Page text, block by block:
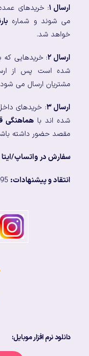
ارسال ۱ : خریدهای
می شوند و شماره
خواهد شد.
ارسال ۲ : خریدهایی که
شده است پس از
مشتریان ارسال می
ارسال ۳
: خریدهای
شده اند باهماهنگی
مقصد حضور داشته
سفارش در واتساپ/ایتا
انتقاد و پیشنهادات:
دانلود نرم افزار موبایل: